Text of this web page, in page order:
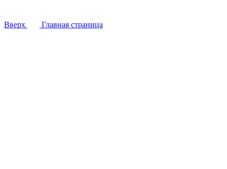
Вверх Главная страница